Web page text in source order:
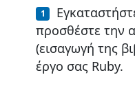
προσθέστε την
(εισαγωγή της
έργο σας Ruby.